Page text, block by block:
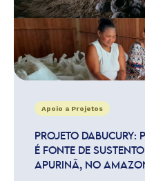
Apoio a Projetos
PROJETO DABUCURY:
É FONTE DE
APURINÃ, NO